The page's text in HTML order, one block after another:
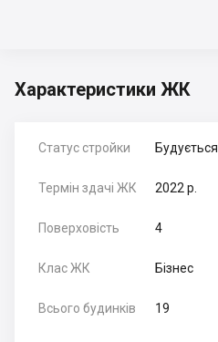
Характеристики ЖК
Статус стройки Будується
Термін здачі ЖК 2022 р.
Поверховість 4
Клас ЖК Бізнес
Всього будинків 19